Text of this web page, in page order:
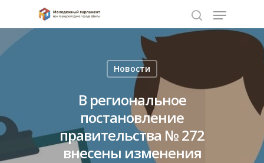
Нажмите Enter для поиска или ESC чтобы
Новости
В региональное
постановление
правительства № 272
внесены изменения